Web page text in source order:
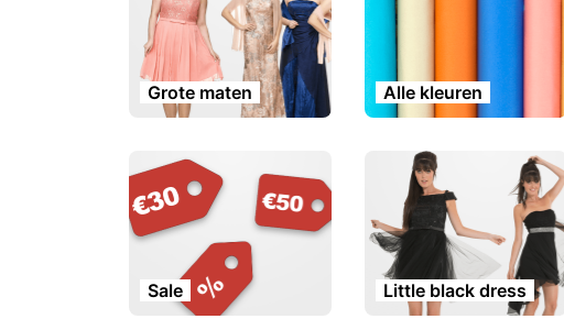
Grote maten Alle kleuren
Sale Little black dress